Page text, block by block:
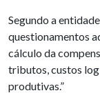
Segundo a
questionamentos
cálculo da
tributos, custos
produtivas.”